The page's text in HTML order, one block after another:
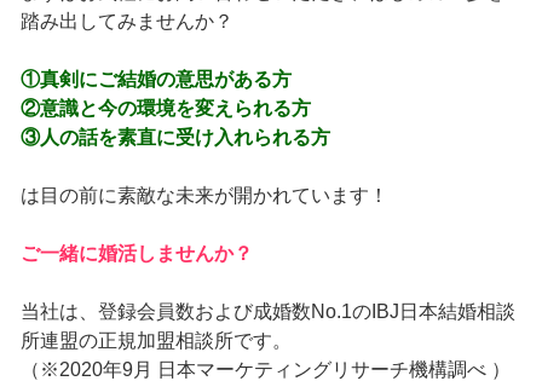
踏み出してみませんか？
①真剣にご結婚の意思がある方
②意識と今の環境を変えられる方
③人の話を素直に受け入れられる方
は目の前に素敵な未来が開かれています！
ご一緒に婚活しませんか？
当社は、登録会員数および成婚数No.1のIBJ日本結婚相談
所連盟の正規加盟相談所です。
（※2020年9月 日本マーケティングリサーチ機構調べ ）